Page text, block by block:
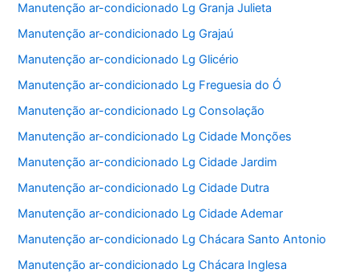
Manutenção ar-condicionado Lg Granja Julieta
Manutenção ar-condicionado Lg Grajaú
Manutenção ar-condicionado Lg Glicério
Manutenção ar-condicionado Lg Freguesia do Ó
Manutenção ar-condicionado Lg Consolação
Manutenção ar-condicionado Lg Cidade Monções
Manutenção ar-condicionado Lg Cidade Jardim
Manutenção ar-condicionado Lg Cidade Dutra
Manutenção ar-condicionado Lg Cidade Ademar
Manutenção ar-condicionado Lg Chácara Santo Antonio
Manutenção ar-condicionado Lg Chácara Inglesa